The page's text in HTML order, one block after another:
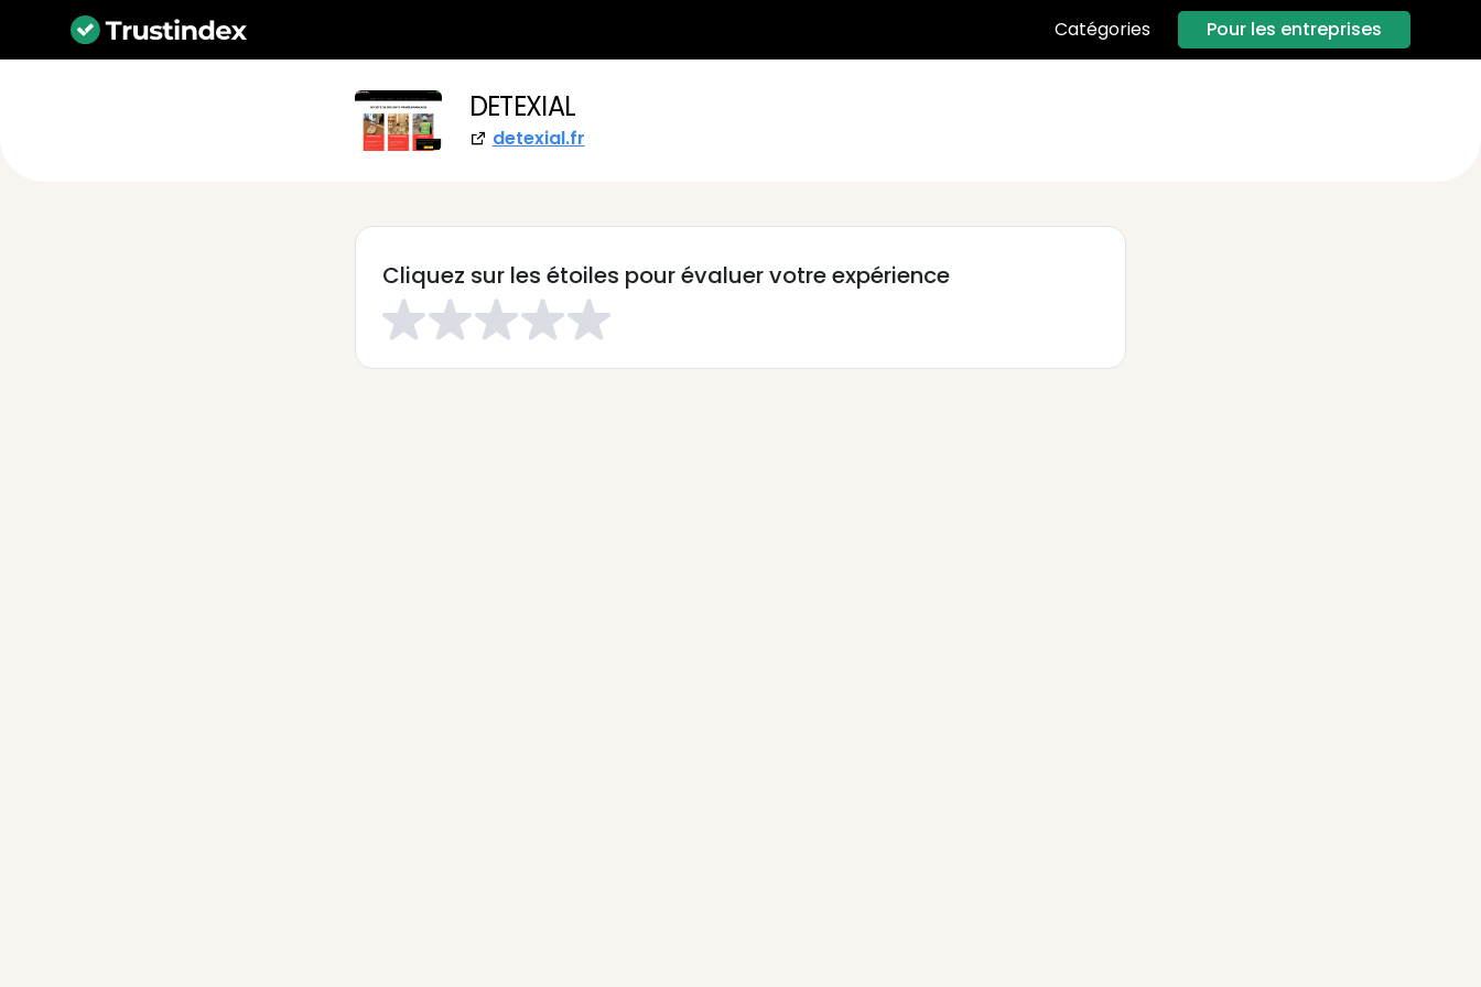
Catégories Pour les entreprises
DETEXIAL
detexial.fr
Cliquez sur les étoiles pour évaluer votre expérience